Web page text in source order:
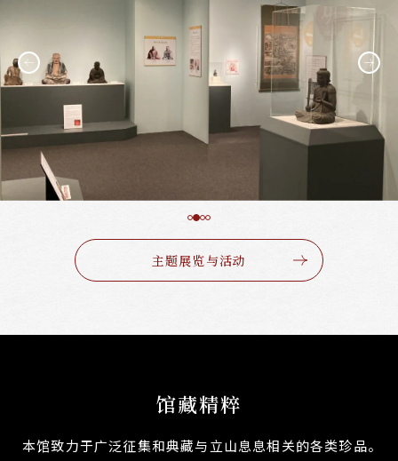
主题展览与活动
馆藏精粹
本馆致力于广泛征集和典藏与立山息息相关的各类珍品。